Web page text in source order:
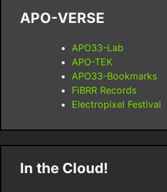
APO-VERSE
APO33-Lab
APO-TEK
APO33-Bookmarks
FiBRR Records
Electropixel Festival
In the Cloud!